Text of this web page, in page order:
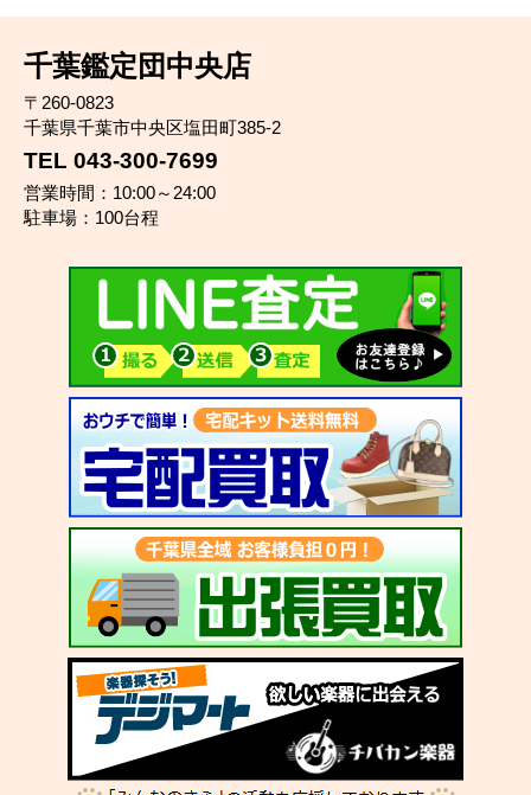
千葉鑑定団中央店
〒260-0823
千葉県千葉市中央区塩田町385-2
TEL 043-300-7699
営業時間：10:00～24:00
駐車場：100台程